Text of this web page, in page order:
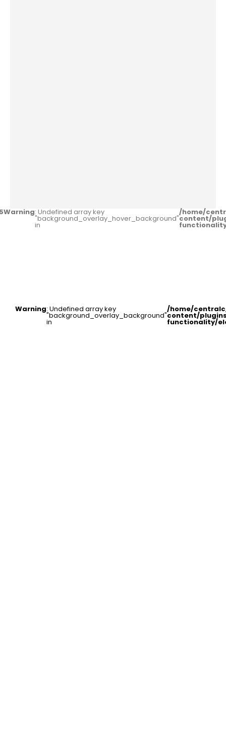
Warning: Undefined array key
"background_overlay_hover_background"
in
/home/
content/
Warning: Undefined array key
"background_overlay_background"
in
/home/
content/
functionality/